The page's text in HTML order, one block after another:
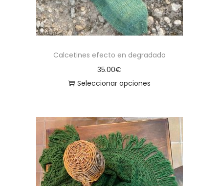
Calcetines efecto en degradado
35.00€
Seleccionar opciones